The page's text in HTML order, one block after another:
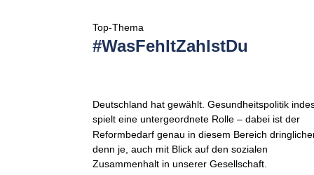
Top-Thema
#WasFehltZahlstDu
Deutschland hat gewählt. Gesundheitspolitik
spielt eine untergeordnete Rolle – dabei ist der
Reformbedarf genau in diesem Bereich
denn je, auch mit Blick auf den sozialen
Zusammenhalt in unserer Gesellschaft.